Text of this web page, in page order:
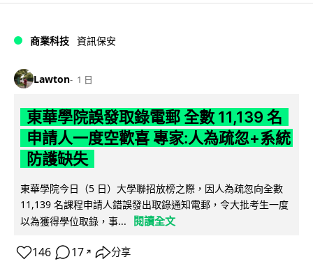
商業科技 資訊保安
Lawton 1 日
東華學院誤發取錄電郵 全數 11,139 名
申請人一度空歡喜 專家:人為疏忽+系統
防護缺失
東華學院今日（5 日）大學聯招放榜之際，因人為疏忽向全數
11,139 名課程申請人錯誤發出取錄通知電郵，令大批考生一度
以為獲得學位取錄，事...
閱讀全文
146 17 ↗ 分享